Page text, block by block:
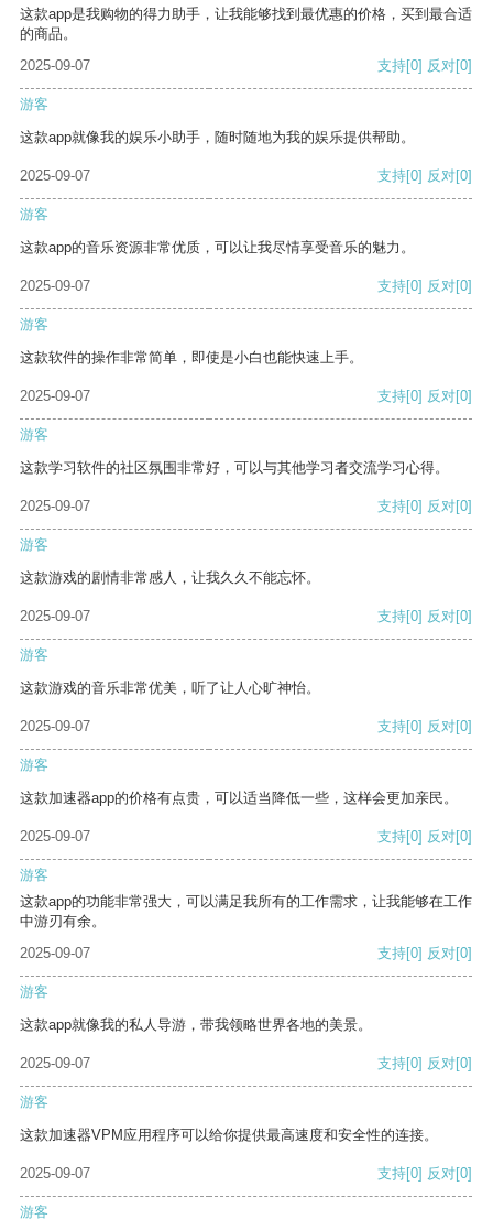
这款app是我购物的得力助手，让我能够找到最优惠的价格，买到最合适
的商品。
2025-09-07
支持[0] 反对[0]
游客
这款app就像我的娱乐小助手，随时随地为我的娱乐提供帮助。
2025-09-07 支持[0] 反对[0]
游客
这款app的音乐资源非常优质，可以让我尽情享受音乐的魅力。
2025-09-07 支持[0] 反对[0]
游客
这款软件的操作非常简单，即使是小白也能快速上手。
2025-09-07 支持[0] 反对[0]
游客
这款学习软件的社区氛围非常好，可以与其他学习者交流学习心得。
2025-09-07 支持[0] 反对[0]
游客
这款游戏的剧情非常感人，让我久久不能忘怀。
2025-09-07 支持[0] 反对[0]
游客
这款游戏的音乐非常优美，听了让人心旷神怡。
2025-09-07 支持[0] 反对[0]
游客
这款加速器app的价格有点贵，可以适当降低一些，这样会更加亲民。
2025-09-07 支持[0] 反对[0]
游客
这款app的功能非常强大，可以满足我所有的工作需求，让我能够在工作
中游刃有余。
2025-09-07
支持[0] 反对[0]
游客
这款app就像我的私人导游，带我领略世界各地的美景。
2025-09-07 支持[0] 反对[0]
游客
这款加速器VPM应用程序可以给你提供最高速度和安全性的连接。
2025-09-07 支持[0] 反对[0]
游客